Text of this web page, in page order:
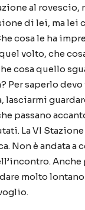
al rovescio,
di lei, ma lei
cosa le ha
volto, che
cosa quello
Per saperlo devo
lasciarmi
passano
La VI Stazione
Nonè andata a
’incontro. Anche
molto